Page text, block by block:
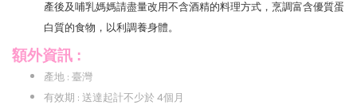
產後及哺乳媽媽請盡量改用不含酒精的料理方式，烹調富含優質蛋
白質的食物，以利調養身體。
額外資訊 :
產地 : 臺灣
有效期 : 送達起計不少於 4個月